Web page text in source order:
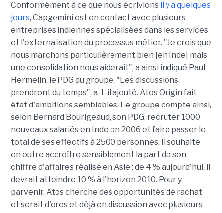
Conformément à ce que nous écrivionsil y a quelques
jours, Capgemini est en contact avec plusieurs
entreprises indiennes spécialisées dans les services
et l'externalisation du processus métier. "Je crois que
nous marchons particulièrement bien [en Inde] mais
une consolidation nous aiderait", a ainsi indiqué Paul
Hermelin, le PDG du groupe. "Les discussions
prendront du temps", a-t-il ajouté. Atos Origin fait
état d'ambitions semblables. Le groupe compte ainsi,
selon Bernard Bourigeaud, son PDG, recruter 1000
nouveaux salariés en Inde en 2006 et faire passer le
total de ses effectifs à 2500 personnes. Il souhaite
en outre accroître sensiblement la part de son
chiffre d'affaires réalisé en Asie : de 4 % aujourd'hui, il
devrait atteindre 10 % à l'horizon 2010. Pour y
parvenir, Atos cherche des opportunités de rachat
et serait d'ores et déjà en discussion avec plusieurs